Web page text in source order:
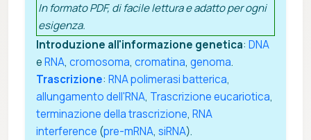
In formato PDF, di facile lettura e adatto per ogni
esigenza.
Introduzione all'informazione genetica: DNA
eRNA, cromosoma, cromatina, genoma.
Trascrizione: RNA polimerasi batterica,
allungamento dell'RNA, Trascrizione eucariotica,
terminazione della trascrizione, RNA
interference (pre-mRNA, siRNA).